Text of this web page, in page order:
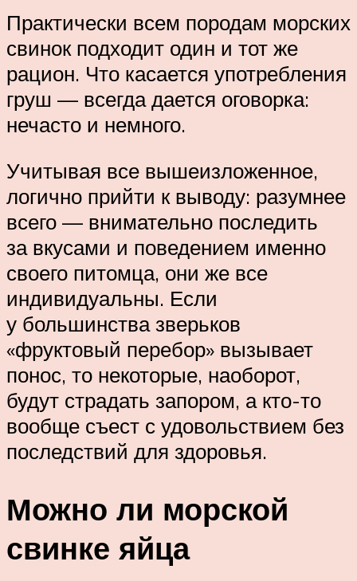
Практически всем породам морских
свинок подходит один и тот же
рацион. Что касается употребления
груш — всегда дается оговорка:
нечасто и немного.
Учитывая все вышеизложенное,
логично прийти к выводу: разумнее
всего — внимательно последить
за вкусами и поведением именно
своего питомца, они же все
индивидуальны. Если
у большинства зверьков
«фруктовый перебор» вызывает
понос, то некоторые, наоборот,
будут страдать запором, а кто-то
вообще съест с удовольствием без
последствий для здоровья.
Можно ли морской
свинке яйца